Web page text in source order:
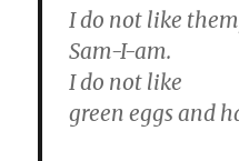
I do not like
Sam-I-am.
I do not like
green eggs and